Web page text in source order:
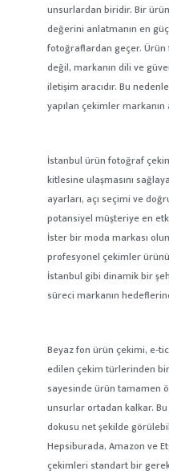
unsurlardan biridir. Bir
değerini anlatmanın en
fotoğraflardan geçer. Ürün
değil, markanın dili ve
iletişim aracıdır. Bu
yapılan çekimler markanın
İstanbul ürün fotoğraf
kitlesine ulaşmasını
ayarları, açı seçimi ve
potansiyel müşteriye en
İster bir moda markası
profesyonel çekimler
İstanbul gibi dinamik bir
süreci markanın
Beyaz fon ürün çekimi, e-
edilen çekim türlerinden
sayesinde ürün tamamen
unsurlar ortadan kalkar.
dokusu net şekilde
Hepsiburada, Amazon ve
çekimleri standart bir